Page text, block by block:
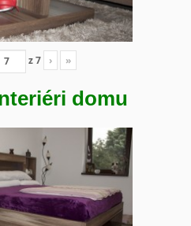
z7 › »
domu